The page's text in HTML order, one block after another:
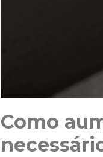
Como